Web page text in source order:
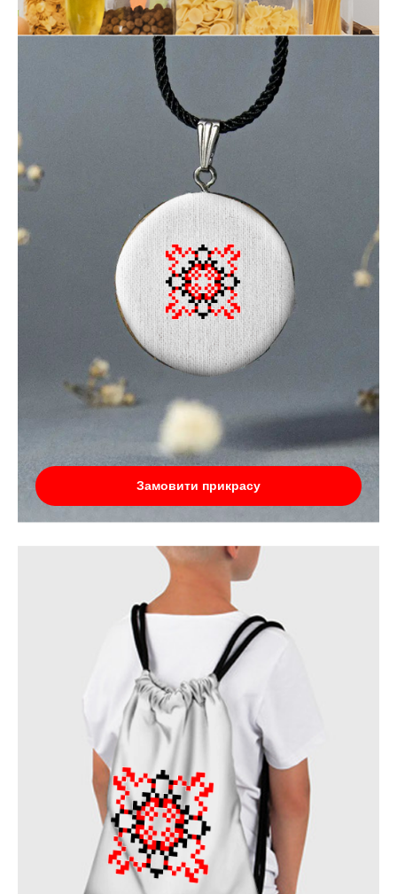
Замовити прикрасу